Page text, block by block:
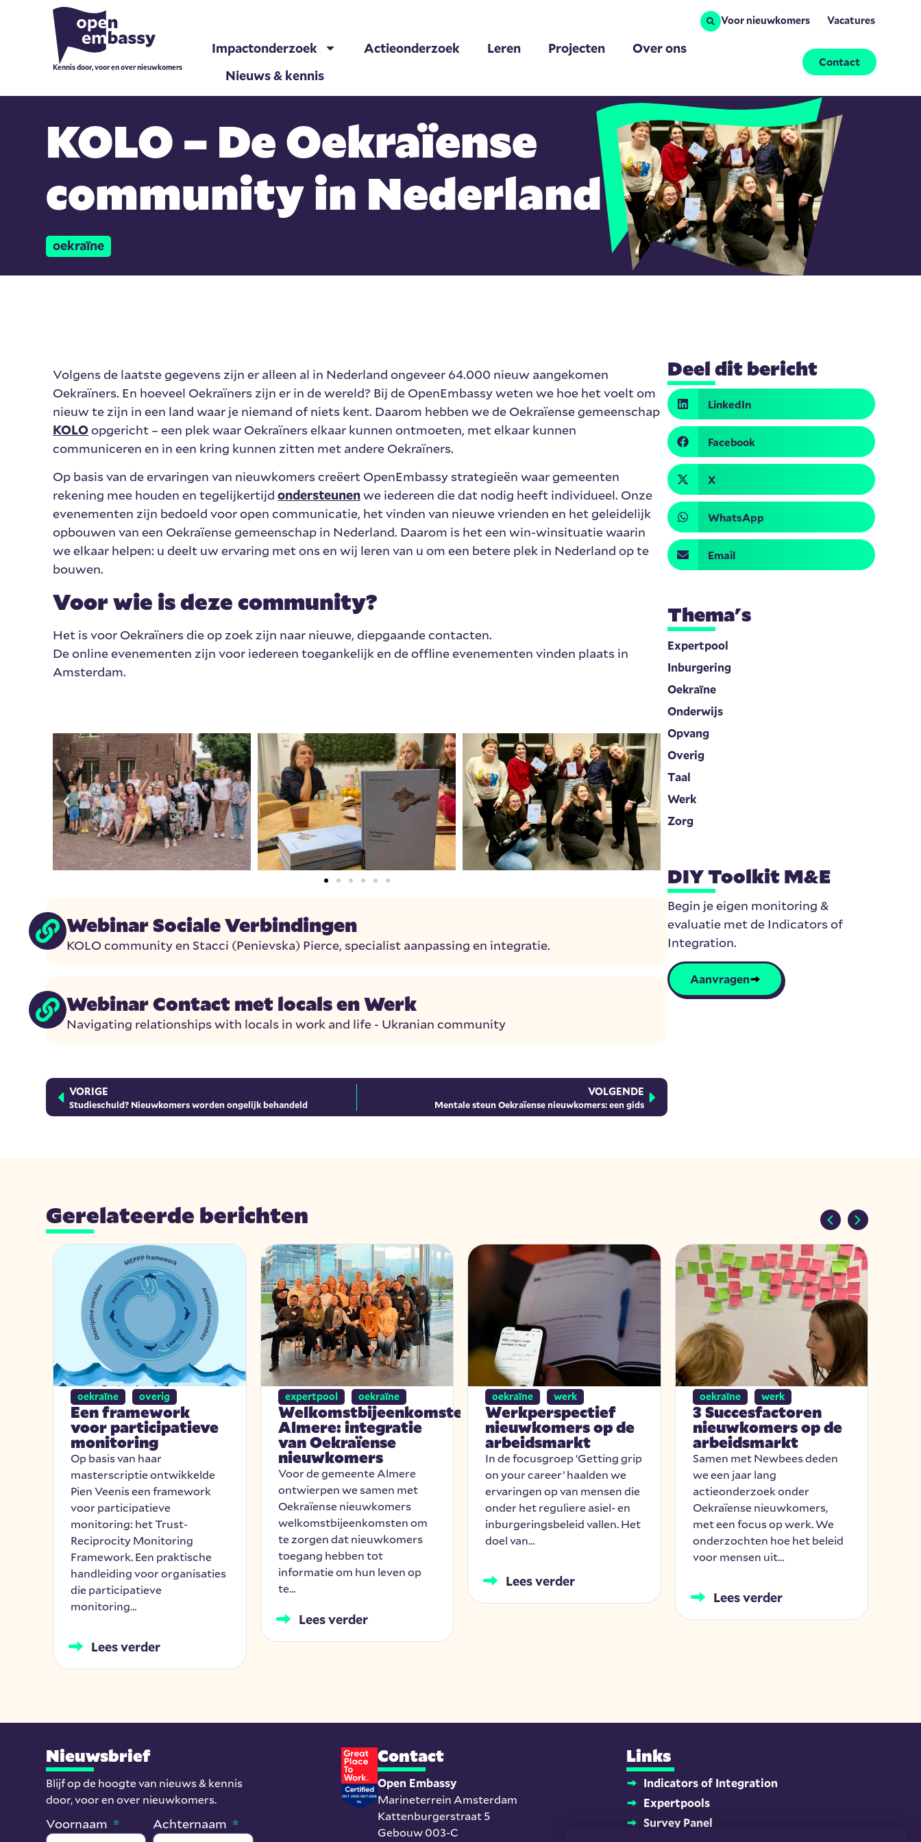
Kennis door, voor en over nieuwkomers
Voor nieuwkomers Vacatures
Impactonderzoek Actieonderzoek Leren Projecten
Over ons
Nieuws & kennis
Contact
KOLO – De Oekraïense
community in Nederland
oekraïne
Volgens de laatste gegevens zijn er alleen al in Nederland ongeveer 64.000 nieuw aangekomen
Oekraïners. En hoeveel Oekraïners zijn er in de wereld? Bij de OpenEmbassy weten we hoe het voelt om
nieuw te zijn in een land waar je niemand of niets kent. Daarom hebben we de Oekraïense gemeenschap
KOLOopgericht – een plek waar Oekraïners elkaar kunnen ontmoeten, met elkaar kunnen
communiceren en in een kring kunnen zitten met andere Oekraïners.
Op basis van de ervaringen van nieuwkomers creëert OpenEmbassy strategieën waar gemeenten
rekening mee houden en tegelijkertijdondersteunenwe iedereen die dat nodig heeft individueel. Onze
evenementen zijn bedoeld voor open communicatie, het vinden van nieuwe vrienden en het geleidelijk
opbouwen van een Oekraïense gemeenschap in Nederland. Daarom is het een win-winsituatie waarin
we elkaar helpen: u deelt uw ervaring met ons en wij leren van u om een betere plek in Nederland op te
bouwen.
Voor wie is deze community?
Het is voor Oekraïners die op zoek zijn naar nieuwe, diepgaande contacten.
De online evenementen zijn voor iedereen toegankelijk en de offline evenementen vinden plaats in
Amsterdam.
Webinar Sociale Verbindingen
KOLO community en Stacci (Penievska) Pierce, specialist aanpassing en integratie.
Webinar Contact met locals en Werk
Navigating relationships with locals in work and life - Ukranian community
VORIGE
Studieschuld? Nieuwkomers worden ongelijk behandeld
VOLGENDE
Mentale steun Oekraïense nieuwkomers: een gids
Deel dit bericht
LinkedIn
Facebook
X
WhatsApp
Email
Thema's
Expertpool
Inburgering
Oekraïne
Onderwijs
Opvang
Overig
Taal
Werk
Zorg
DIY Toolkit M&E
Begin je eigen monitoring &
evaluatie met de Indicators of
Integration.
Aanvragen
Gerelateerde berichten
oekraïne overig
Een framework
voor participatieve
monitoring
Op basis van haar
masterscriptie ontwikkelde
Pien Veenis een framework
voor participatieve
monitoring: het Trust-
Reciprocity Monitoring
Framework. Een praktische
handleiding voor organisaties
die participatieve
monitoring…
Lees verder
expertpool oekraïne
Welkomstbijeenkomsten
Almere: integratie
van Oekraïense
nieuwkomers
Voor de gemeente Almere
ontwierpen we samen met
Oekraïense nieuwkomers
welkomstbijeenkomsten om
te zorgen dat nieuwkomers
toegang hebben tot
informatie om hun leven op
te…
Lees verder
oekraïne werk
Werkperspectief
nieuwkomers op de
arbeidsmarkt
In de focusgroep ‘Getting grip
on your career’ haalden we
ervaringen op van mensen die
onder het reguliere asiel- en
inburgeringsbeleid vallen. Het
doel van…
Lees verder
oekraïne werk
3 Succesfactoren
nieuwkomers op de
arbeidsmarkt
Samen met Newbees deden
we een jaar lang
actieonderzoek onder
Oekraïense nieuwkomers,
met een focus op werk. We
onderzochten hoe het beleid
voor mensen uit…
Lees verder
Nieuwsbrief
Blijf op de hoogte van nieuws & kennis
door, voor en over nieuwkomers.
Voornaam Achternaam
Contact
Open Embassy
Marineterrein Amsterdam
Kattenburgerstraat 5
Gebouw 003-C
Links
Indicators of Integration
Expertpools
Survey Panel